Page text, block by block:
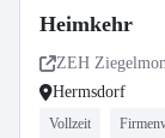
Heimkehr
ZEH
Hermsdorf
Vollzeit